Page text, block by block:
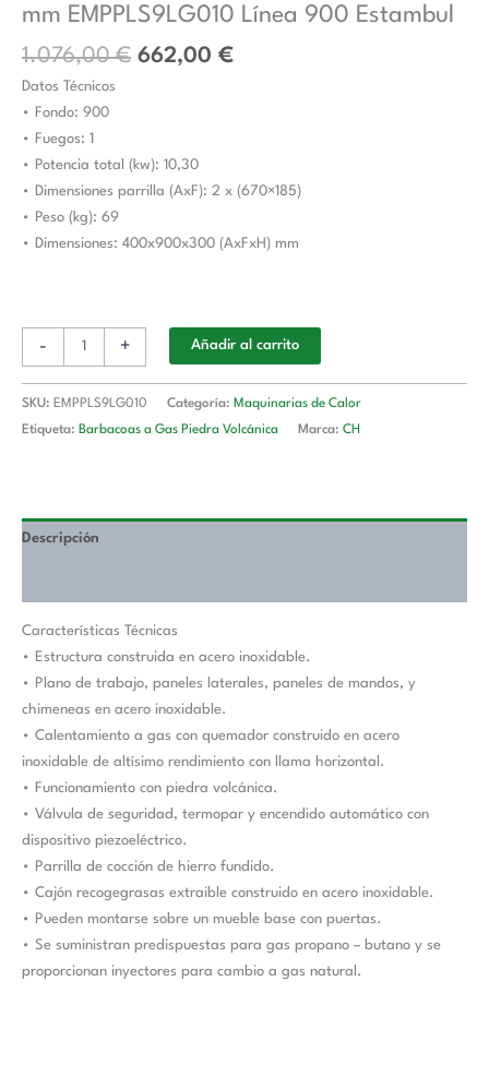
mm EMPPLS9LG010 Línea 900 Estambul
1.076,00€ 662,00 €
Datos Técnicos
• Fondo: 900
• Fuegos: 1
• Potencia total (kw): 10,30
• Dimensiones parrilla (AxF): 2 x (670×185)
• Peso (kg): 69
• Dimensiones: 400x900x300 (AxFxH) mm
-
kW
mm
EMPPLS9LG010
Línea
900
Estambul
cantidad
+ Añadir al carrito
SKU: EMPPLS9LG010 Categoría: Maquinarias de Calor
Etiqueta: Barbacoas a Gas Piedra Volcánica Marca: CH
Descripción
Características Técnicas
• Estructura construida en acero inoxidable.
• Plano de trabajo, paneles laterales, paneles de mandos, y
chimeneas en acero inoxidable.
• Calentamiento a gas con quemador construido en acero
inoxidable de altísimo rendimiento con llama horizontal.
• Funcionamiento con piedra volcánica.
• Válvula de seguridad, termopar y encendido automático con
dispositivo piezoeléctrico.
• Parrilla de cocción de hierro fundido.
• Cajón recogegrasas extraible construido en acero inoxidable.
• Pueden montarse sobre un mueble base con puertas.
• Se suministran predispuestas para gas propano – butano y se
proporcionan inyectores para cambio a gas natural.